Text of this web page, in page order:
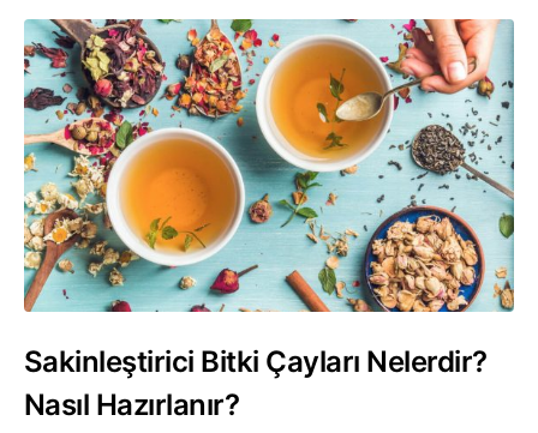
Sakinleştirici Bitki Çayları Nelerdir?
Nasıl Hazırlanır?